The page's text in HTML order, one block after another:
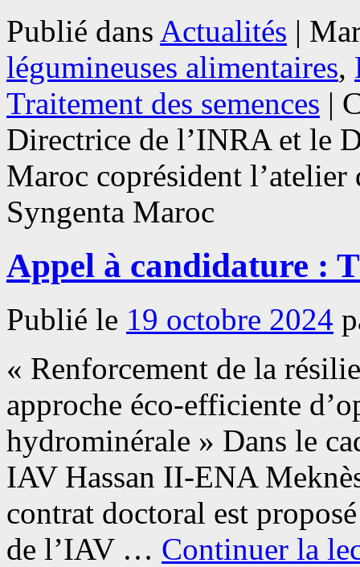
Publié dans Actualités |
légumineuses alimentaires,
Traitement des semences |
Directrice de l’INRA et le
Maroc coprésident
Syngenta Maroc
Appel à candidature :
Publié le 19 octobre 2024
« Renforcement de la
approche éco-efficiente
hydrominérale » Dans le
IAV Hassan II-ENA
contrat doctoral est
de l’IAV … Continuer la